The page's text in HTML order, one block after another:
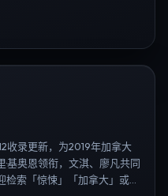
剧全集、日剧高清等长尾
收录更新，为2019年加拿大
基奥恩领衔，文淇、廖凡共同
索「惊悚」「加拿大」或对